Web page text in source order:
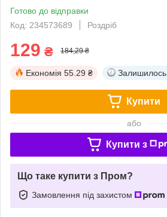
Готово до відправки
Код: 234573689
Роздріб
129 ₴ 184,29 ₴
Економія 55.29 ₴ Залишилось
Купити
або
Купити з
Що таке купити з Пром?
Замовлення під захистом